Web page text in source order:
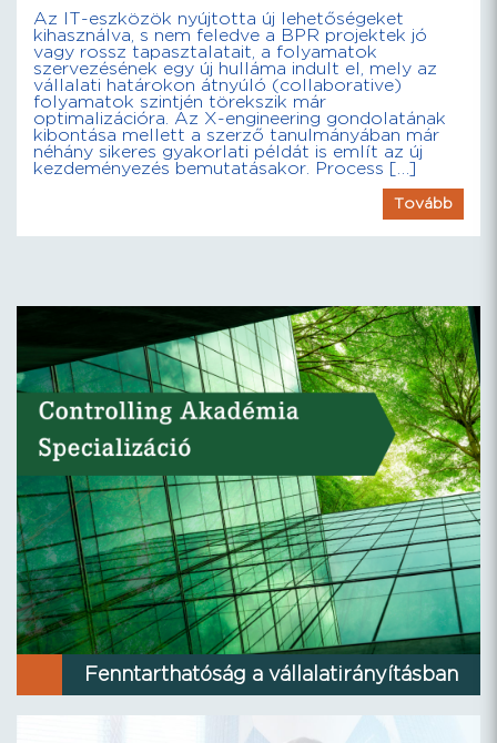
Az IT-eszközök nyújtotta új lehetőségeket
kihasználva, s nem feledve a BPR projektek jó
vagy rossz tapasztalatait, a folyamatok
szervezésének egy új hulláma indult el, mely az
vállalati határokon átnyúló (collaborative)
folyamatok szintjén törekszik már
optimalizációra. Az X-engineering gondolatának
kibontása mellett a szerző tanulmányában már
néhány sikeres gyakorlati példát is említ az új
kezdeményezés bemutatásakor. Process […]
Tovább
Fenntarthatóság a vállalatirányításban